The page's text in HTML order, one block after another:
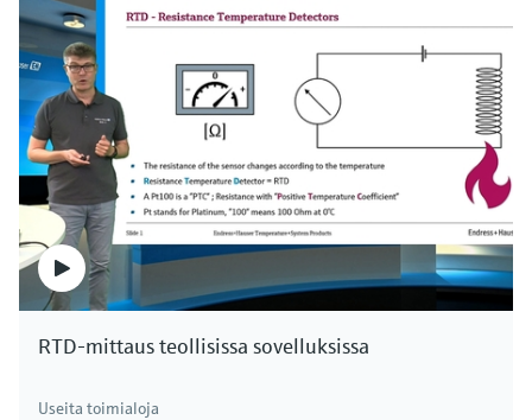
RTD-mittaus teollisissa sovelluksissa
Useita toimialoja